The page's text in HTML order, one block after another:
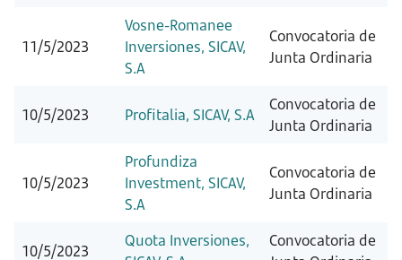
11/5/2023
Vosne-Romanee
Inversiones, SICAV,
S.A
Convocatoria de
Junta Ordinaria
10/5/2023 Profitalia, SICAV, S.A
Convocatoria de
Junta Ordinaria
10/5/2023
Profundiza
Investment, SICAV,
S.A
Convocatoria de
Junta Ordinaria
10/5/2023
Quota Inversiones,
Convocatoria de